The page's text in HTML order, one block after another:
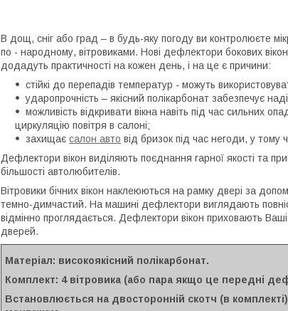
В дощ, сніг або град – в будь-яку погоду ви контролюєте
по - народному, вітровиками. Нові дефлектори бокових
додадуть практичності на кожен день, і на це є причини:
стійкі до перепадів температур - можуть
ударопрочність – якісний полікарбонат забезпечує
можливість відкривати вікна навіть під час сильних
циркуляцію повітря в салоні;
захищає салон авто від бризок під час негоди, у тому
Дефлектори вікон виділяють поєднання гарної якості та
більшості автолюбителів.
Вітровики бічних вікон наклеюються на рамку двері за
темно-димчастий. На машині дефлектори виглядають
відмінно проглядається. Дефлектори вікон приховають
дверей.
Матеріал: високоякісний полікарбонат.
Комплект: 4 вітровика (або пара якщо це передні
Встановлюється на двосторонній скотч (в